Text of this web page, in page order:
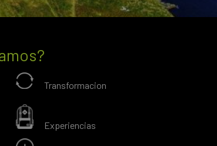
Transformacion
Experiencias